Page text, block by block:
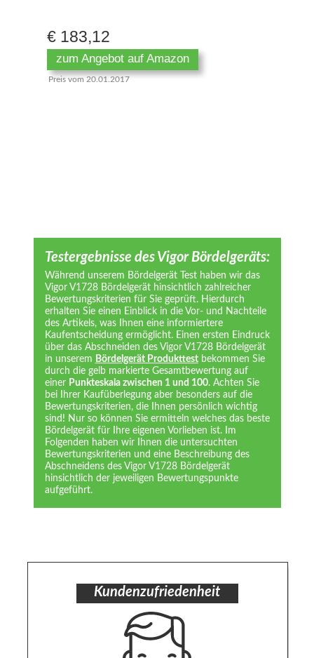
€ 183,12
zum Angebot auf Amazon
Preis vom 20.01.2017
Testergebnisse des Vigor Bördelgeräts:
Während unserem Bördelgerät Test haben wir das
Vigor V1728 Bördelgerät hinsichtlich zahlreicher
Bewertungskriterien für Sie geprüft. Hierdurch
erhalten Sie einen Einblick in die Vor- und Nachteile
des Artikels, was Ihnen eine informiertere
Kaufentscheidung ermöglicht. Einen ersten Eindruck
über das Abschneiden des Vigor V1728 Bördelgerät
in unserem Bördelgerät Produkttestbekommen Sie
durch die gelb markierte Gesamtbewertung auf
einer Punkteskala zwischen 1 und 100. Achten Sie
bei Ihrer Kaufüberlegung aber besonders auf die
Bewertungskriterien, die Ihnen persönlich wichtig
sind! Nur so können Sie ermitteln welches das beste
Bördelgerät für Ihre eigenen Vorlieben ist. Im
Folgenden haben wir Ihnen die untersuchten
Bewertungskriterien und eine Beschreibung des
Abschneidens des Vigor V1728 Bördelgerät
hinsichtlich der jeweiligen Bewertungspunkte
aufgeführt.
Kundenzufriedenheit